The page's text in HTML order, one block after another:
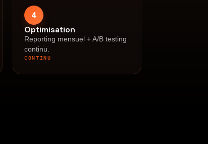
4
Optimisation
Reporting mensuel + A/B testing
continu.
CONTINU